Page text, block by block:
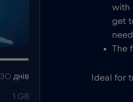
30 днів
1 GB
with
get
The
Ideal for